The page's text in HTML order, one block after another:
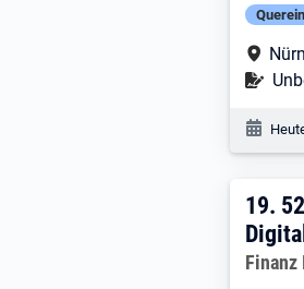
19.
19.
Finanz